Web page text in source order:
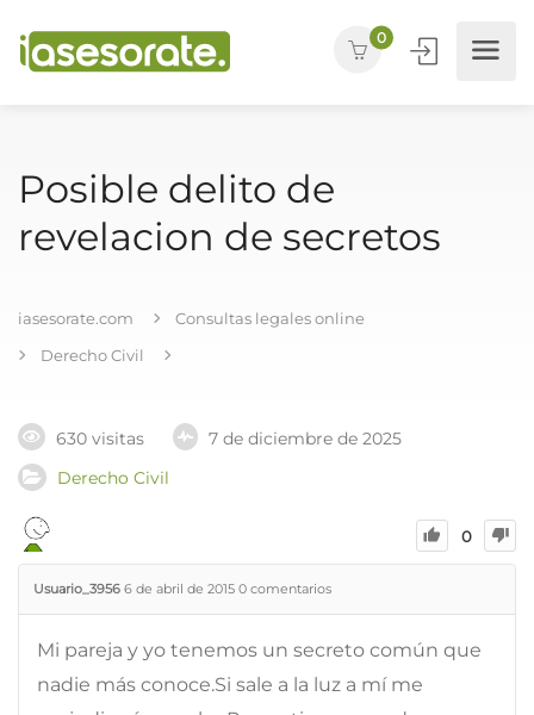
0
Posible delito de
revelacion de secretos
iasesorate.com
Consultas legales online
Derecho Civil
630 visitas
7 de diciembre de 2025
Derecho Civil
0
Usuario_3956 6 de abril de 2015 0 comentarios
Mi pareja y yo tenemos un secreto común que
nadie más conoce.Si sale a la luz a mí me